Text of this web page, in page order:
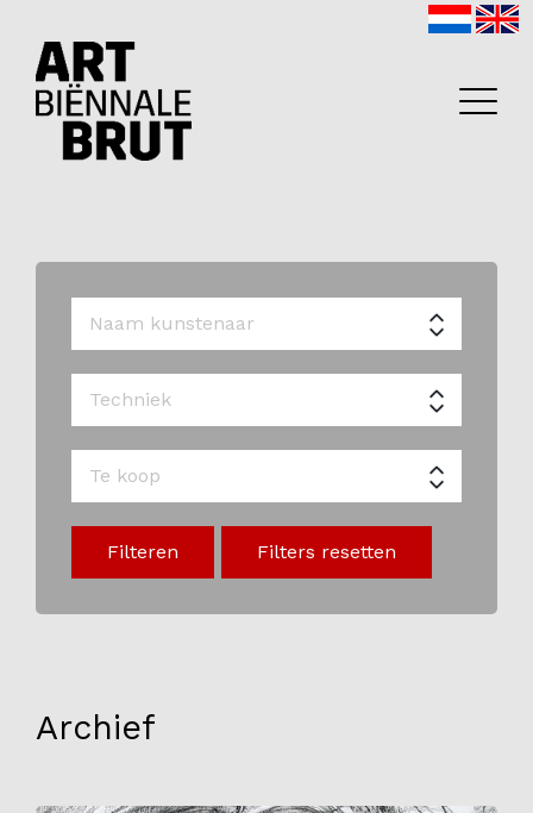
Home
Exposanten
2026
Programma
Filteren Filters resetten
Archief